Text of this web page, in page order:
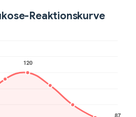
Reaktionskurve